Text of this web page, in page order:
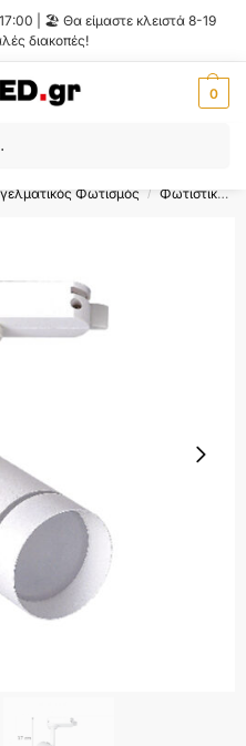
| 🏖️ Θα είμαστε κλειστά 8-19
διακοπές!
0
τον κωδικό
Φωτισμός / Φωτιστικά Ράγας